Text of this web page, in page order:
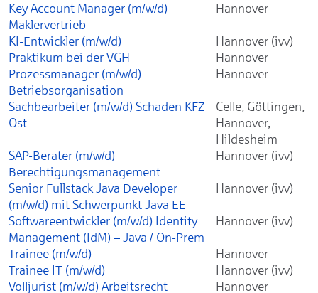
Key Account Manager (m/w/d)
Maklervertrieb
Hannover
KI-Entwickler (m/w/d)
Hannover (ivv)
Praktikum bei der VGH
Hannover
Prozessmanager (m/w/d)
Betriebsorganisation
Hannover
Sachbearbeiter (m/w/d) Schaden KFZ
Ost
Celle, Göttingen,
Hannover,
Hildesheim
SAP-Berater (m/w/d)
Berechtigungsmanagement
Hannover (ivv)
Senior Fullstack Java Developer
(m/w/d) mit Schwerpunkt Java EE
Hannover (ivv)
Softwareentwickler (m/w/d) Identity
Management (IdM) – Java / On-Prem
Hannover (ivv)
Trainee (m/w/d)
Hannover
Trainee IT (m/w/d)
Hannover (ivv)
Volljurist (m/w/d) Arbeitsrecht
Hannover